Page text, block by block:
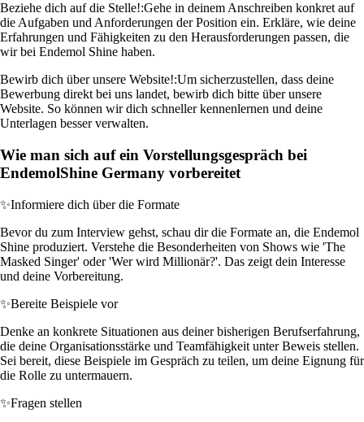
Beziehe dich auf die Stelle!:Gehe in deinem Anschreiben konkret auf
die Aufgaben und Anforderungen der Position ein. Erkläre, wie deine
Erfahrungen und Fähigkeiten zu den Herausforderungen passen, die
wir bei Endemol Shine haben.
Bewirb dich über unsere Website!:Um sicherzustellen, dass deine
Bewerbung direkt bei uns landet, bewirb dich bitte über unsere
Website. So können wir dich schneller kennenlernen und deine
Unterlagen besser verwalten.
Wie man sich auf ein Vorstellungsgespräch bei
EndemolShine Germany vorbereitet
✨Informiere dich über die Formate
Bevor du zum Interview gehst, schau dir die Formate an, die Endemol
Shine produziert. Verstehe die Besonderheiten von Shows wie 'The
Masked Singer' oder 'Wer wird Millionär?'. Das zeigt dein Interesse
und deine Vorbereitung.
✨Bereite Beispiele vor
Denke an konkrete Situationen aus deiner bisherigen Berufserfahrung,
die deine Organisationsstärke und Teamfähigkeit unter Beweis stellen.
Sei bereit, diese Beispiele im Gespräch zu teilen, um deine Eignung für
die Rolle zu untermauern.
✨Fragen stellen